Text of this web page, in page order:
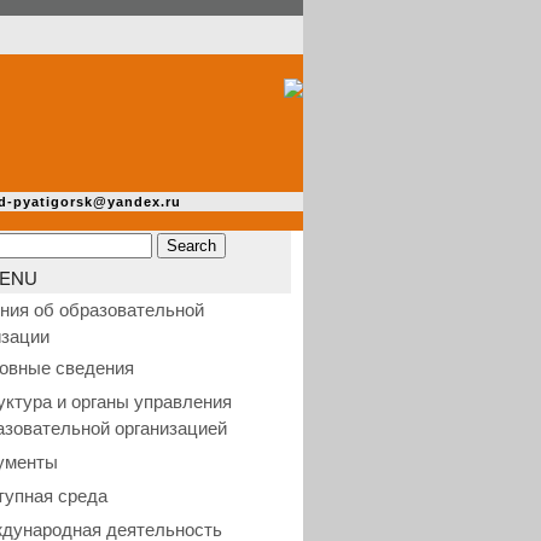
об образовательной
сведения
и органы управления
организацией
среда
деятельность